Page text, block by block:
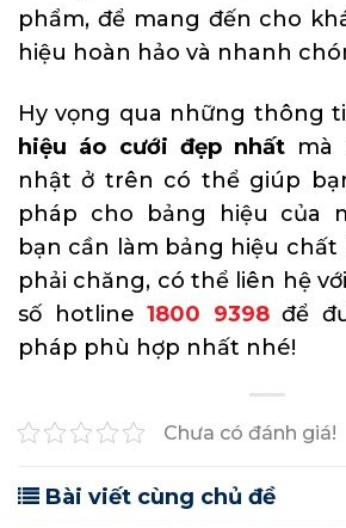
phẩm, để mang đến cho
hiệu hoàn hảo và nhanh
Hy vọng qua những thông
hiệu áo cưới đẹp nhất mà
nhật ở trên có thể giúp
pháp cho bảng hiệu của
bạn cần làm bảng hiệu chất
phải chăng, có thể liên hệ
số hotline 1800 9398 để
pháp phù hợp nhất nhé!
Chưa có đánh giá!
Bài viết cùng chủ đề